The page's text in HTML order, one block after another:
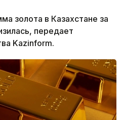
золота в Казахстане за
передает
Kazinform.